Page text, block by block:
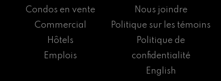
Condos en vente
Commercial
Hôtels
Emplois
Nous joindre
Politique sur les témoins
Politique de
confidentialité
English